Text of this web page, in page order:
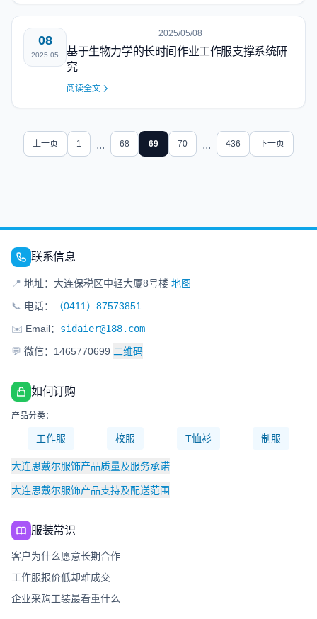
08
2025.05
2025/05/08
基于生物力学的长时间作业工作服支撑系统研
究
阅读全文
上一页 1 ... 68 69 70 ... 436 下一页
联系信息
📍 地址：大连保税区中轻大厦8号楼 地图
📞 电话：
（0411）87573851
✉️ Email： sidaier@188.com
💬 微信：1465770699 二维码
如何订购
产品分类：
工作服 校服 T恤衫 制服
大连思戴尔服饰产品质量及服务承诺
大连思戴尔服饰产品支持及配送范围
服装常识
客户为什么愿意长期合作
工作服报价低却难成交
企业采购工装最看重什么